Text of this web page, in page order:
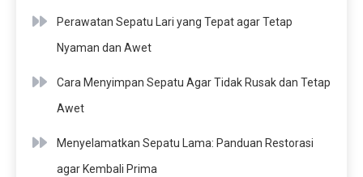
Perawatan Sepatu Lari yang Tepat agar Tetap
Nyaman dan Awet
Cara Menyimpan Sepatu Agar Tidak Rusak dan Tetap
Awet
Menyelamatkan Sepatu Lama: Panduan Restorasi
agar Kembali Prima